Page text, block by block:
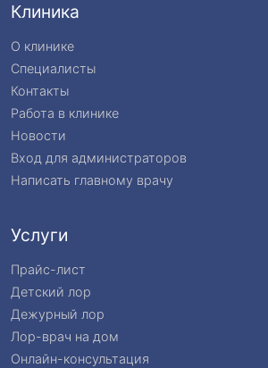
Клиника
О клинике
Специалисты
Контакты
Работа в клинике
Новости
Вход для администраторов
Написать главному врачу
Услуги
Прайс-лист
Детский лор
Дежурный лор
Лор-врач на дом
Онлайн-консультация